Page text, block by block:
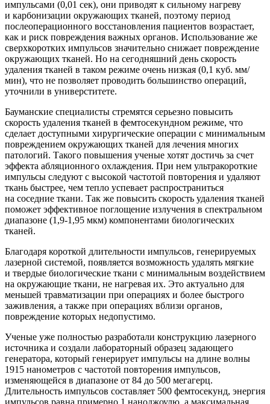
импульсами (0,01 сек), они приводят к сильному нагреву
и карбонизации окружающих тканей, поэтому период
послеоперационного восстановления пациентов возрастает,
как и риск повреждения важных органов. Использование же
сверхкоротких импульсов значительно снижает повреждение
окружающих тканей. Но на сегодняшний день скорость
удаления тканей в таком режиме очень низкая (0,1 куб. мм/
мин), что не позволяет проводить большинство операций,
уточнили в универститете.
Бауманские специалисты стремятся серьезно повысить
скорость удаления тканей в фемтосекундном режиме, что
сделает доступными хирургические операции с минимальным
повреждением окружающих тканей для лечения многих
патологий. Такого повышения ученые хотят достичь за счет
эффекта абляционного охлаждения. При нем ультракороткие
импульсы следуют с высокой частотой повторения и удаляют
ткань быстрее, чем тепло успевает распространиться
на соседние ткани. Так же повысить скорость удаления тканей
поможет эффективное поглощение излучения в спектральном
диапазоне (1,9-1,95 мкм) компонентами биологических
тканей.
Благодаря короткой длительности импульсов, генерируемых
лазерной системой, появляется возможность удалять мягкие
и твердые биологические ткани с минимальным воздействием
на окружающие ткани, не нагревая их. Это актуально для
меньшей травматизации при операциях и более быстрого
заживления, а также при операциях вблизи органов,
повреждение которых недопустимо.
Ученые уже полностью разработали конструкцию лазерного
источника и создали лабораторный образец задающего
генератора, который генерирует импульсы на длине волны
1915 нанометров с частотой повторения импульсов,
изменяющейся в диапазоне от 84 до 500 мегагерц.
Длительность импульсов составляет 500 фемтосекунд, энергия
импульсов равна примерно 1 наноджоулю, а максимальная